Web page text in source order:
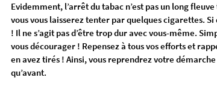
Evidemment, l’arrêt du tabac n’est pas un long
vous vous laisserez tenter par quelques cigarettes.
! Il ne s’agit pas d’être trop dur avec vous-même.
vous décourager ! Repensez à tous vos efforts et
en avez tirés ! Ainsi, vous reprendrez votre
qu’avant.